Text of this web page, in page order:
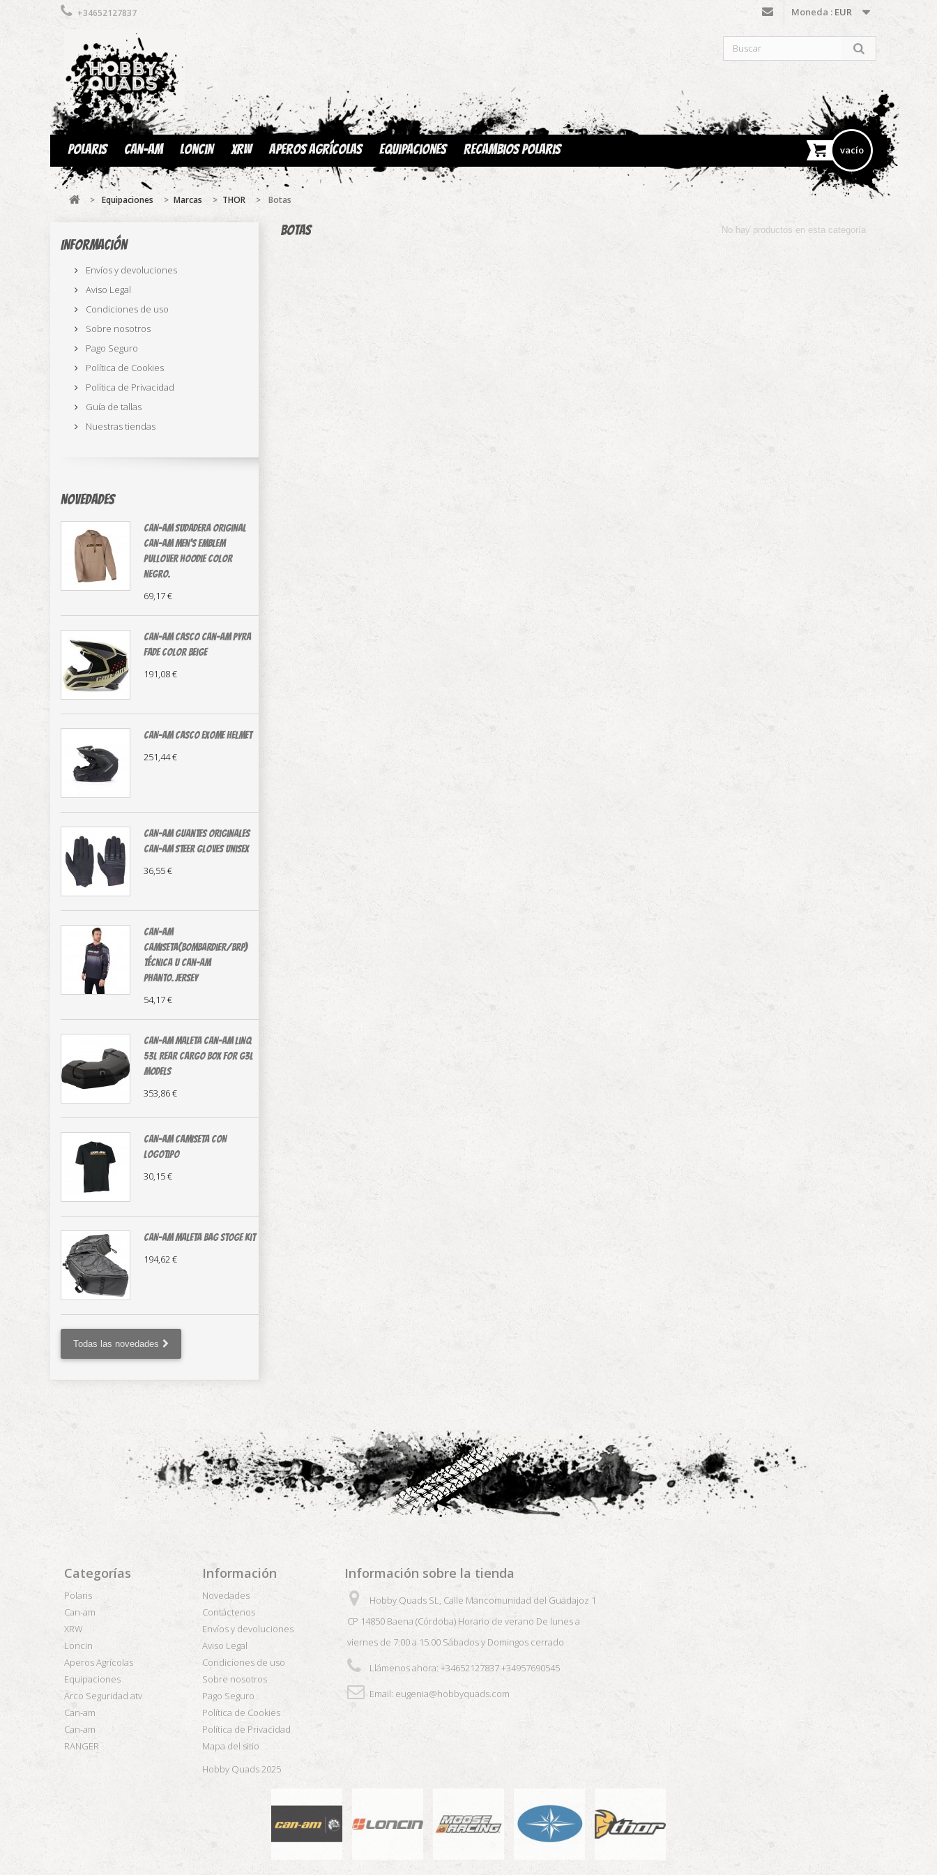
Moneda : EUR
+34652127837
vacío
Polaris Can-am Loncin XRW Aperos Agrícolas Equipaciones Recambios Polaris
> Equipaciones > Marcas > THOR > Botas
Información
Envíos y devoluciones
Aviso Legal
Condiciones de uso
Sobre nosotros
Pago Seguro
Política de Cookies
Política de Privacidad
Guía de tallas
Nuestras tiendas
Novedades
CAN-AM sudadera original
⁠Can-Am Men's Emblem
Pullover Hoodie color
negro.
69,17 €
CAN-AM casco Can-Am Pyra
Fade color beige
191,08 €
CAN-AM CASCO EXOME HELMET
251,44 €
CAN-AM guantes originales
Can-Am Steer Gloves Unisex
36,55 €
CAN-AM
CAMISETA(Bombardier/BRP)
técnica U Can-Am
Phanto.Jersey
54,17 €
CAN-AM MALETA Can-Am LinQ
53L Rear Cargo Box For G3L
Models
353,86 €
CAN-AM CAMISETA CON
LOGOTIPO
30,15 €
CAN-AM MALETA BAG STOGE KIT
194,62 €
Todas las novedades
Botas No hay productos en esta categoría
Categorías
Polaris
Can-am
XRW
Loncin
Aperos Agrícolas
Equipaciones
Arco Seguridad atv
Can-am
Can-am
RANGER
Información
Novedades
Contáctenos
Envíos y devoluciones
Aviso Legal
Condiciones de uso
Sobre nosotros
Pago Seguro
Política de Cookies
Política de Privacidad
Mapa del sitio
Hobby Quads 2025
Información sobre la tienda
Hobby Quads SL, Calle Mancomunidad del Guadajoz 1
CP 14850 Baena (Córdoba) Horario de verano De lunes a
viernes de 7:00 a 15:00 Sábados y Domingos cerrado
Llámenos ahora: +34652127837 +34957690545
Email: eugenia@hobbyquads.com